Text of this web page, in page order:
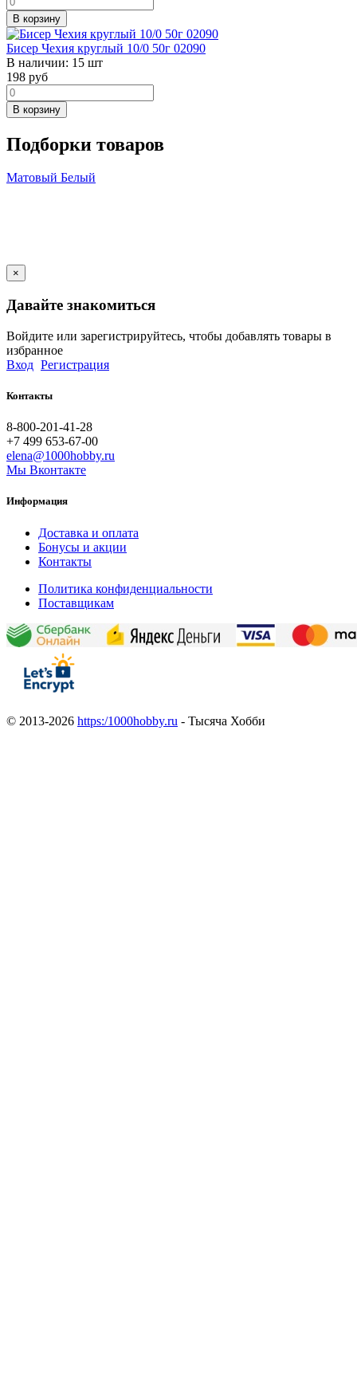
В корзину
Бисер Чехия круглый 10/0 50г 02090
В наличии: 15 шт
198 руб
В корзину
Подборки товаров
Матовый Белый
×
Давайте знакомиться
Войдите или зарегистрируйтесь, чтобы добавлять товары в
избранное
Вход Регистрация
Контакты
8-800-201-41-28
+7 499 653-67-00
elena@1000hobby.ru
Мы Вконтакте
Информация
Доставка и оплата
Бонусы и акции
Контакты
Политика конфиденциальности
Поставщикам
© 2013-2026 https:/1000hobby.ru - Тысяча Хобби